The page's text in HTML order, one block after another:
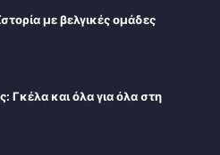
με βελγικές ομάδες
Γκέλα και όλα για όλα στη